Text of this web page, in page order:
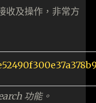
收及操作，非常方
功能。